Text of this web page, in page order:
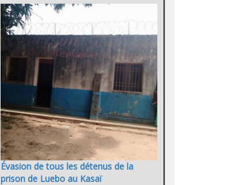
Évasion de tous les détenus de la
prison de Luebo au Kasaï